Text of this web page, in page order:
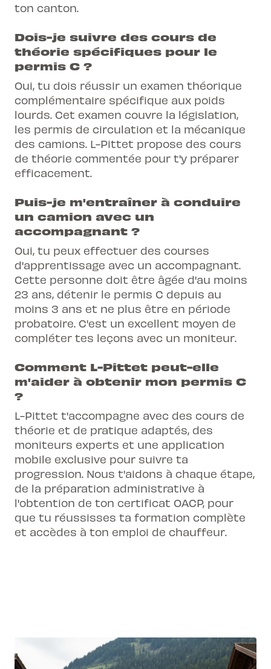
ton canton.
Dois-je suivre des cours de
théorie spécifiques pour le
permis C ?
Oui, tu dois réussir un examen théorique
complémentaire spécifique aux poids
lourds. Cet examen couvre la législation,
les permis de circulation et la mécanique
des camions. L-Pittet propose des cours
de théorie commentée pour t'y préparer
efficacement.
Puis-je m'entraîner à conduire
un camion avec un
accompagnant ?
Oui, tu peux effectuer des courses
d'apprentissage avec un accompagnant.
Cette personne doit être âgée d'au moins
23 ans, détenir le permis C depuis au
moins 3 ans et ne plus être en période
probatoire. C'est un excellent moyen de
compléter tes leçons avec un moniteur.
Comment L-Pittet peut-elle
m'aider à obtenir mon permis C
?
L-Pittet t'accompagne avec des cours de
théorie et de pratique adaptés, des
moniteurs experts et une application
mobile exclusive pour suivre ta
progression. Nous t'aidons à chaque étape,
de la préparation administrative à
l'obtention de ton certificat OACP, pour
que tu réussisses ta formation complète
et accèdes à ton emploi de chauffeur.